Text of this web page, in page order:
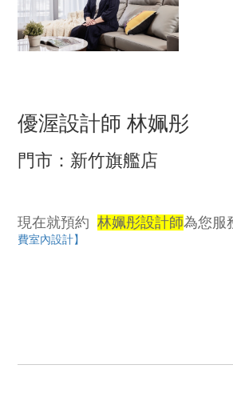
優渥設計師 林姵彤
門市：新竹旗艦店
現在就預約林姵彤設計師為您服
費室內設計】